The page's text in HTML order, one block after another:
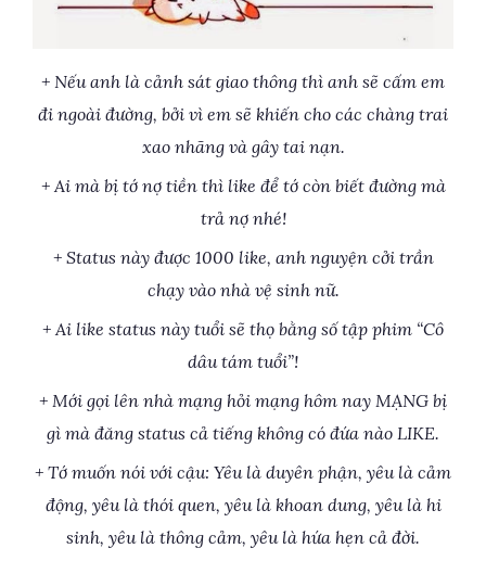
+ Nếu anh là cảnh sát giao thông thì anh sẽ cấm em
đi ngoài đường, bởi vì em sẽ khiến cho các chàng trai
xao nhãng và gây tai nạn.
+ Ai mà bị tớ nợ tiền thì like để tớ còn biết đường mà
trả nợ nhé!
+ Status này được 1000 like, anh nguyện cởi trần
chạy vào nhà vệ sinh nữ.
+ Ai like status này tuổi sẽ thọ bằng số tập phim “Cô
dâu tám tuổi”!
+ Mới gọi lên nhà mạng hỏi mạng hôm nay MẠNG bị
gì mà đăng status cả tiếng không có đứa nào LIKE.
+ Tớ muốn nói với cậu: Yêu là duyên phận, yêu là cảm
động, yêu là thói quen, yêu là khoan dung, yêu là hi
sinh, yêu là thông cảm, yêu là hứa hẹn cả đời.